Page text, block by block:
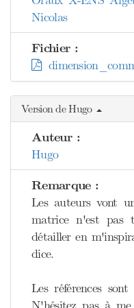
Nicolas
Fichier :
Version de Hugo
Auteur :
Hugo
Remarque :
Les auteurs vont
matrice n'est pas
détailler en
dice.
Les références